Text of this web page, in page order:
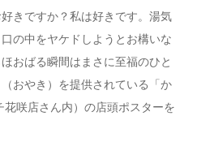
きですか？私は好きです。湯気
の中をヤケドしようとお構いな
おばる瞬間はまさに至福のひと
おやき）を提供されている「か
咲店さん内）の店頭ポスターを